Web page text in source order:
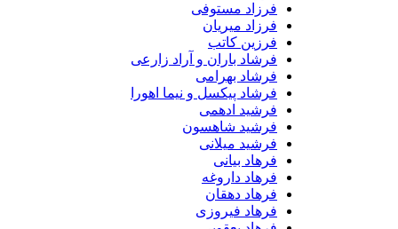
فرزاد مستوفی
فرزاد میریان
فرزین کاتب
فرشاد باران و آراد زارعی
فرشاد بهرامی
فرشاد پیکسل و نیما اهورا
فرشید ادهمی
فرشید شاهسون
فرشید میلانی
فرهاد بیانی
فرهاد داروغه
فرهاد دهقان
فرهاد فیروزی